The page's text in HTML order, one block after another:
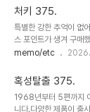
하기에 대만족입니다.
대의 아이콘일만큼 미인
처키 375.
특별한 강한 추억이 없
스 포인트가 생겨 구매
은 녀석이 얼마나 흉악
다.밤에 장식장안에서
볍게 제압할 괴물들이
memo/etc
혹성탈출 375.
1968년부터 5편까지
니다.다양한 제품이 출